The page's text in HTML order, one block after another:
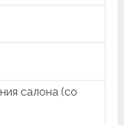
салона (со